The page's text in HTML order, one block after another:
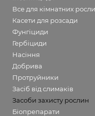
Все для кімнатних
Касети для розсади
Фунгіциди
Гербіциди
Насіння
Добрива
Протруйники
Засіб від слимаків
Засоби захисту рослин
Біопрепарати